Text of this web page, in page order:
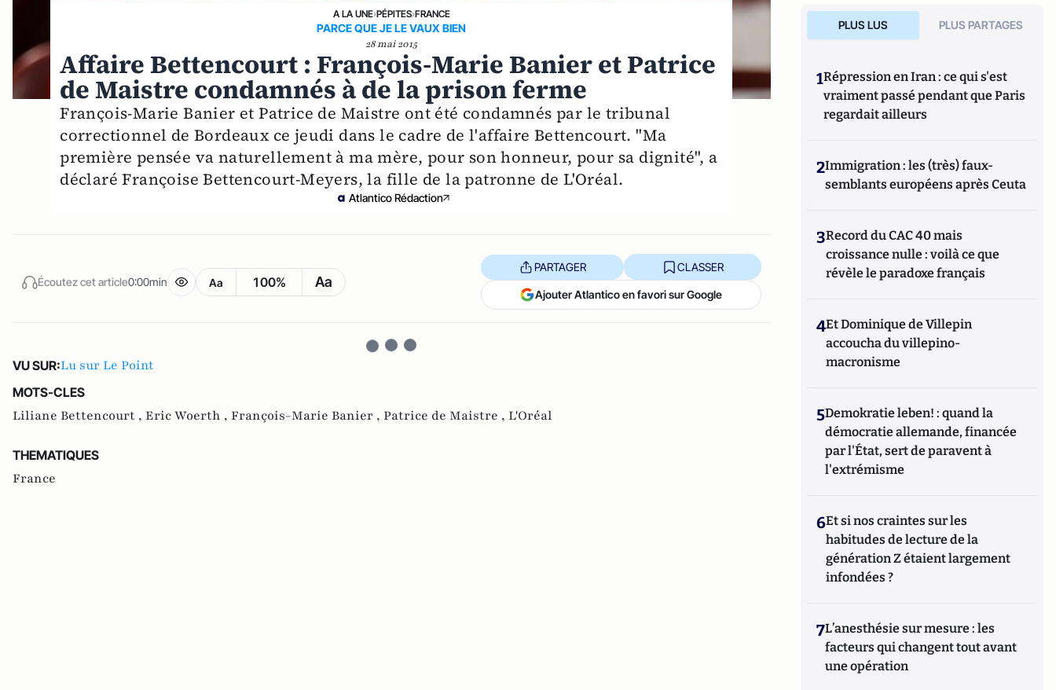
A LA UNE›PÉPITES›FRANCE
PARCE QUE JE LE VAUX BIEN
28 mai 2015
Affaire Bettencourt : François-Marie Banier et Patrice
de Maistre condamnés à de la prison ferme
François-Marie Banier et Patrice de Maistre ont été condamnés par le tribunal
correctionnel de Bordeaux ce jeudi dans le cadre de l'affaire Bettencourt. "Ma
première pensée va naturellement à ma mère, pour son honneur, pour sa dignité", a
déclaré Françoise Bettencourt-Meyers, la fille de la patronne de L'Oréal.
Atlantico Rédaction
Écoutez cet article0:00min Aa 100% Aa
PARTAGER CLASSER
Ajouter Atlantico en favori sur Google
VU SUR:Lu sur Le Point
MOTS-CLES
Liliane Bettencourt , Eric Woerth , François-Marie Banier , Patrice de Maistre , L'Oréal
THEMATIQUES
France
PLUS LUS PLUS PARTAGES
1Répression en Iran : ce qui s'est
vraiment passé pendant que Paris
regardait ailleurs
2Immigration : les (très) faux-
semblants européens après Ceuta
3Record du CAC 40 mais
croissance nulle : voilà ce que
révèle le paradoxe français
4Et Dominique de Villepin
accoucha du villepino-
macronisme
5Demokratie leben! : quand la
démocratie allemande, financée
par l'État, sert de paravent à
l'extrémisme
6Et si nos craintes sur les
habitudes de lecture de la
génération Z étaient largement
infondées ?
7L’anesthésie sur mesure : les
facteurs qui changent tout avant
une opération